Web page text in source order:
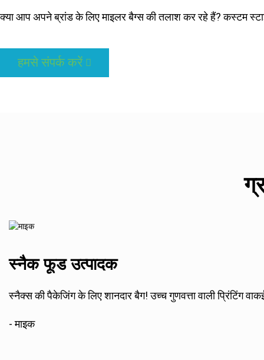
क्या आप अपने ब्रांड के लिए माइलर बैग्स की तलाश कर रहे हैं? कस्टम
हमसे संपर्क करें
स्नैक फूड उत्पादक
स्नैक्स की पैकेजिंग के लिए शानदार बैग! उच्च गुणवत्ता वाली प्रिंटिंग
- माइक